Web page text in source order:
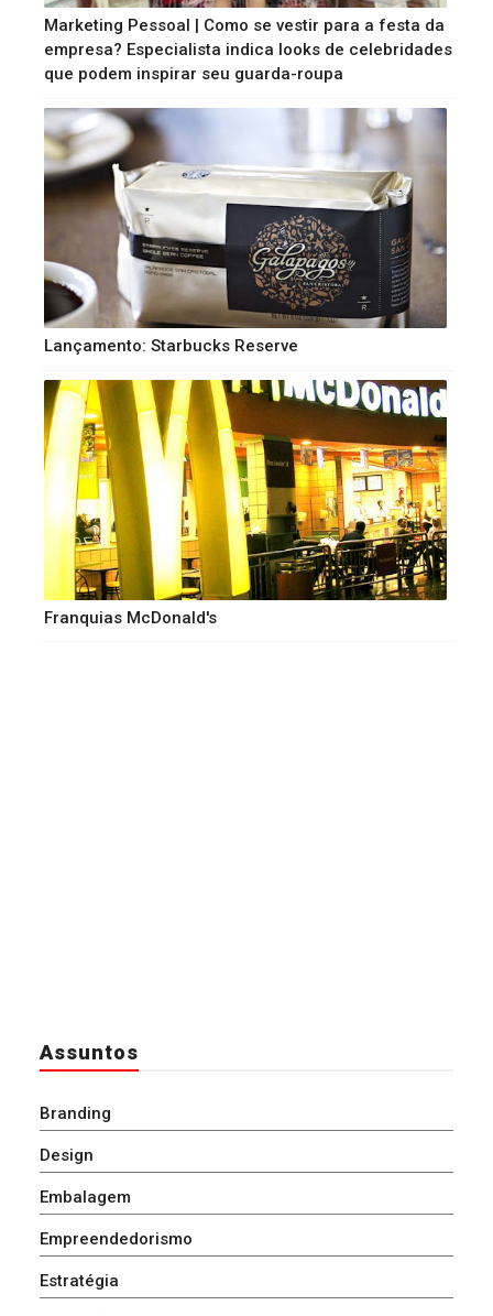
Marketing Pessoal | Como se vestir para a festa da
empresa? Especialista indica looks de celebridades
que podem inspirar seu guarda-roupa
Lançamento: Starbucks Reserve
Franquias McDonald's
Assuntos
Branding
Design
Embalagem
Empreendedorismo
Estratégia